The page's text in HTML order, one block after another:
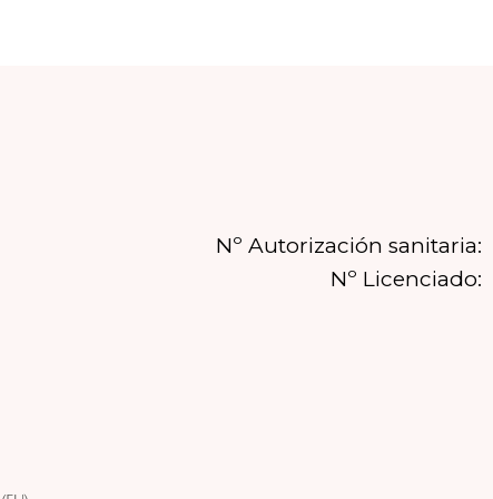
Nº Autorización sanitaria:
Nº Licenciado: